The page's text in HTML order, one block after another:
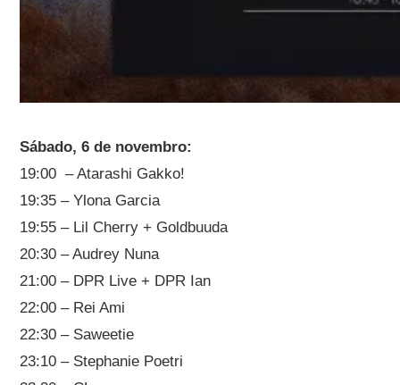
Sábado, 6 de novembro:
19:00 – Atarashi Gakko!
19:35 – Ylona Garcia
19:55 – Lil Cherry + Goldbuuda
20:30 – Audrey Nuna
21:00 – DPR Live + DPR Ian
22:00 – Rei Ami
22:30 – Saweetie
23:10 – Stephanie Poetri